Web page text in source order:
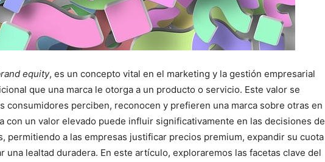
equity, es un concepto vital en el marketing y la gestión empresarial
que una marca le otorga a un producto o servicio. Este valor se
consumidores perciben, reconocen y prefieren una marca sobre otras en
con un valor elevado puede influir significativamente en las decisiones de
permitiendo a las empresas justificar precios premium, expandir su cuota
una lealtad duradera. En este artículo, exploraremos las facetas clave del